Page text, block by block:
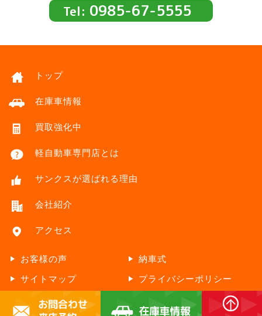
Tel: 0985-67-5555
トップ
在庫車情報
買取強化中
軽自動車専門店とは
サンクスが選ばれる理由
会社紹介
アクセス
お客様の声
納車式
サイトマップ
プライバシーポリシー
Copyright © thanks Co.,Ltd. All Rights Reserved. Designed byTratto